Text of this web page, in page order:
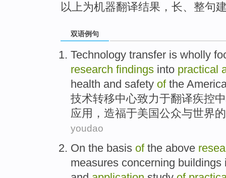
以上为机器翻译结果，长、整句
双语例句
Technology transfer is wholly
research findings into practical
health and safety ofthe
技术转移中心致力于翻译疾控
应用 ， 造福于美国公众与世界的
youdao
On the basis ofthe above
measures concerning buildings